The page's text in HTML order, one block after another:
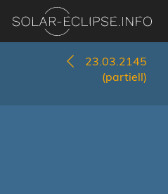
23.03.2145
(partiell)